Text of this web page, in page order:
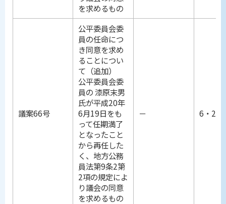
を求めるもの
議案66号
公平委員会委
員の任命につ
き同意を求め
ることについ
て（追加）
公平委員会委
員の 漆原末男
氏が平成20年
6月19日をも
って任期満了
となったこと
から再任した
く、地方公務
員法第9条2第
2項の規定によ
り議会の同意
を求めるもの
－ 6・25